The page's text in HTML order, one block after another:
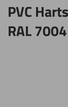
PVC
RAL 7004